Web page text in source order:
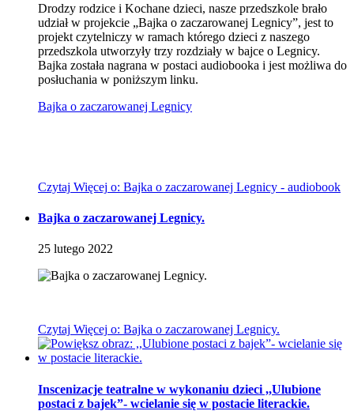
Drodzy rodzice i Kochane dzieci, nasze przedszkole brało
udział w projekcie „Bajka o zaczarowanej Legnicy”, jest to
projekt czytelniczy w ramach którego dzieci z naszego
przedszkola utworzyły trzy rozdziały w bajce o Legnicy.
Bajka została nagrana w postaci audiobooka i jest możliwa do
posłuchania w poniższym linku.
Bajka o zaczarowanej Legnicy
Czytaj Więcej o: Bajka o zaczarowanej Legnicy - audiobook
Bajka o zaczarowanej Legnicy.
25 lutego 2022
Czytaj Więcej o: Bajka o zaczarowanej Legnicy.
Inscenizacje teatralne w wykonaniu dzieci ,,Ulubione
postaci z bajek”- wcielanie się w postacie literackie.